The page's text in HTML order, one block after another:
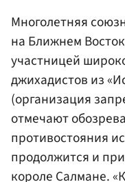
Многолетняя
на Ближнем
участницей
джихадистов из
(организация
отмечают
противостояния
продолжится и
короле Салмане.